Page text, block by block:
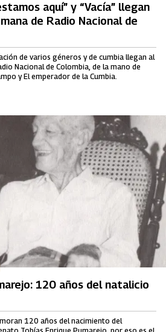
aquí” y “Vacía” llegan
de Radio Nacional de
de varios géneros y de cumbia llegan al
Nacional de Colombia, de la mano de
y El emperador de la Cumbia.
120 años del natalicio
120 años del nacimiento del